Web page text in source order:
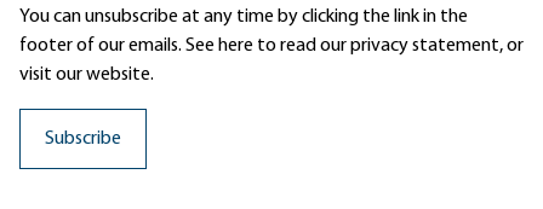
You can unsubscribe at any time by clicking the link in the
footer of our emails. See here to read ourprivacy statement, or
visit our website.